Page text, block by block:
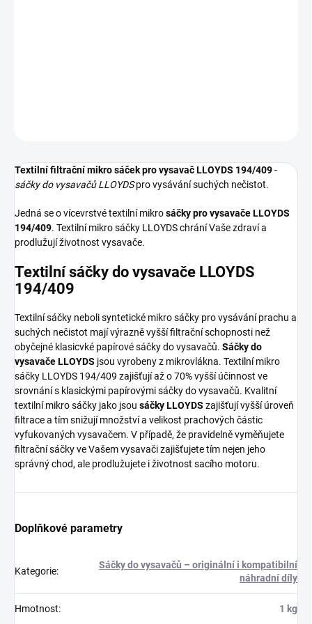
Textilní filtrační mikro sáček pro vysavač LLOYDS 194/409-
sáčky do vysavačů LLOYDSpro vysávání suchých nečistot.
Jedná se o vícevrstvé textilní mikrosáčky pro vysavače LLOYDS
194/409. Textilní mikro sáčky LLOYDS chrání Vaše zdraví a
prodlužují životnost vysavače.
Textilní sáčky do vysavače LLOYDS
194/409
Textilní sáčky neboli syntetické mikro sáčky pro vysávání prachu a
suchých nečistot mají výrazně vyšší filtrační schopnosti než
obyčejné klasicvké papírové sáčky do vysavačů. Sáčky do
vysavače LLOYDS jsou vyrobeny z mikrovlákna. Textilní mikro
sáčky LLOYDS 194/409 zajišťují až o 70% vyšší účinnost ve
srovnání s klasickými papírovými sáčky do vysavačů. Kvalitní
textilní mikro sáčky jako jsou sáčky LLOYDS zajišťují vyšší úroveň
filtrace a tím snižují množství a velikost prachových částic
vyfukovaných vysavačem. V případě, že pravidelně vyměňujete
filtrační sáčky ve Vašem vysavači zajišťujete tím nejen jeho
správný chod, ale prodlužujete i životnost sacího motoru.
Doplňkové parametry
Kategorie:
Sáčky do vysavačů – originální i kompatibilní
náhradní díly
Hmotnost: 1 kg